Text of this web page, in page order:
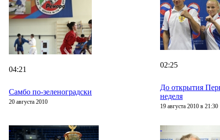
04:21
Самбо по-зеленоградски
20 августа 2010
02:25
До открытия
неделя
19 августа 2010 в 21:30